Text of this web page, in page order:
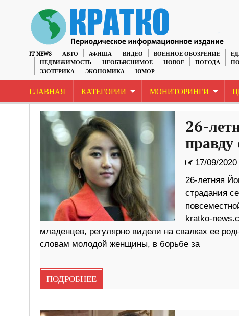
IT NEWS АВТО АФИША ВИДЕО ВОЕННОЕ ОБОЗРЕНИЕ
НЕДВИЖИМОСТЬ
НЕОБЪЯСНИМОЕ НОВОЕ ПОГОДА
ЭЗОТЕРИКА
ЭКОНОМИКА ЮМОР
ГЛАВНАЯ КАТЕГОРИИ МОНИТОРИНГИ
26-
правду
17/09/2020
26-летняя
страдания
kratko-
младенцев, регулярно видели на свалках ее
словам молодой женщины, в борьбе за
ПОДРОБНЕЕ